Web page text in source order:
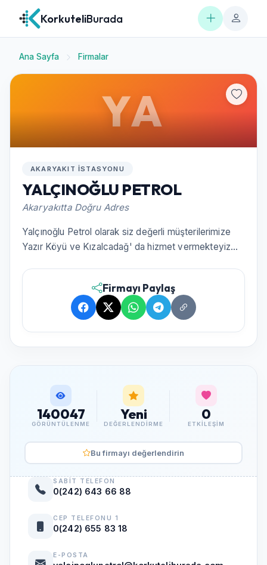
KorkuteliBurada
Ana Sayfa Firmalar
YA
AKARYAKIT İSTASYONU
YALÇINOĞLU PETROL
Akaryakıtta Doğru Adres
Yalçınoğlu Petrol olarak siz değerli müşterilerimize
Yazır Köyü ve Kızalcadağ' da hizmet vermekteyiz...
Firmayı Paylaş
140047
GÖRÜNTÜLENME
Yeni
DEĞERLENDIRME
0
ETKILEŞIM
Bu firmayı değerlendirin
SABIT TELEFON
0(242) 643 66 88
CEP TELEFONU 1
0(242) 655 83 18
E-POSTA